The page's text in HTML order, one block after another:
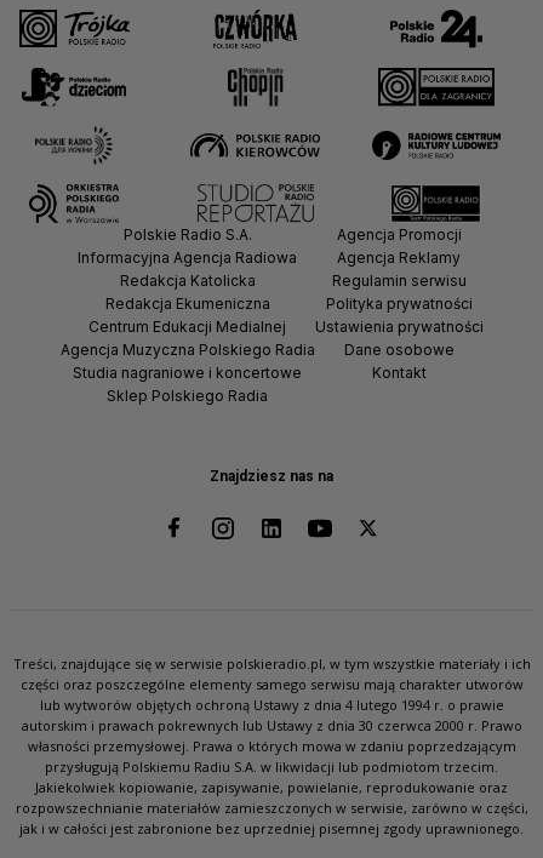
Znajdziesz nas na
Polskie Radio S.A.
Informacyjna Agencja Radiowa
Redakcja Katolicka
Redakcja Ekumeniczna
Centrum Edukacji Medialnej
Agencja Muzyczna Polskiego Radia
Studia nagraniowe i koncertowe
Sklep Polskiego Radia
Agencja Promocji
Agencja Reklamy
Regulamin serwisu
Polityka prywatności
Ustawienia prywatności
Dane osobowe
Kontakt
Treści, znajdujące się w serwisie polskieradio.pl, w tym wszystkie materiały i ich
części oraz poszczególne elementy samego serwisu mają charakter utworów
lub wytworów objętych ochroną Ustawy z dnia 4 lutego 1994 r. o prawie
autorskim i prawach pokrewnych lub Ustawy z dnia 30 czerwca 2000 r. Prawo
własności przemysłowej. Prawa o których mowa w zdaniu poprzedzającym
przysługują Polskiemu Radiu S.A. w likwidacji lub podmiotom trzecim.
Jakiekolwiek kopiowanie, zapisywanie, powielanie, reprodukowanie oraz
rozpowszechnianie materiałów zamieszczonych w serwisie, zarówno w części,
jak i w całości jest zabronione bez uprzedniej pisemnej zgody uprawnionego.